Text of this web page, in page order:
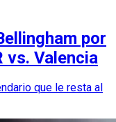
por
vs. Valencia
que le resta al